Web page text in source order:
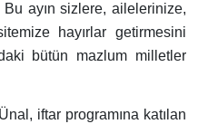
ayın sizlere, ailelerinize,
hayırlar getirmesini
bütün mazlum milletler
iftar programına katılan